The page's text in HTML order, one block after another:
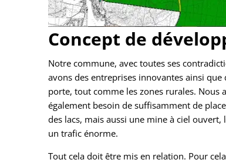
Concept de
Notre commune, avec toutes ses
avons des entreprises innovantes ainsi
porte, tout comme les zones rurales. Nous
également besoin de suffisamment de
des lacs, mais aussi une mine à ciel
un trafic énorme.
Tout cela doit être mis en relation. Pour